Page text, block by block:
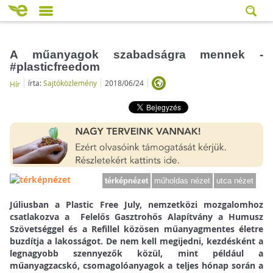
A műanyagok szabadságra mennek -
#plasticfreedom
Hír írta:Sajtóközlemény 2018/06/24
térképnézet műholdas nézet utca nézet
Júliusban a Plastic Free July, nemzetközi mozgalomhoz
csatlakozva a Felelős Gasztrohős Alapítvány a Humusz
Szövetséggel és a Refillel közösen műanyagmentes életre
buzdítja a lakosságot. De nem kell megijedni, kezdésként a
legnagyobb szennyezők közül, mint például a
műanyagzacskó, csomagolóanyagok a teljes hónap során a